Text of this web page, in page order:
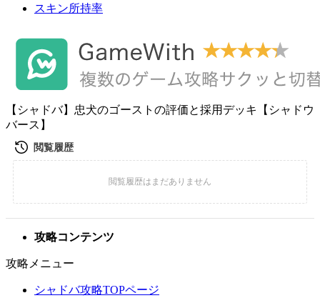
スキン所持率
【シャドバ】忠犬のゴーストの評価と採用デッキ【シャドウ
バース】
攻略コンテンツ
攻略メニュー
シャドバ攻略TOPページ